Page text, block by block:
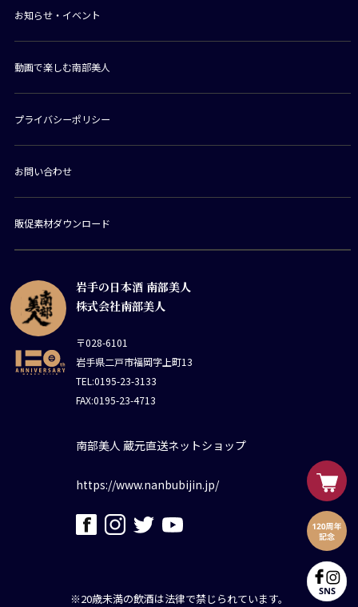
岩手の日本酒 南部美人
株式会社南部美人
〒028-6101
岩手県二戸市福岡字上町13
TEL:0195-23-3133
FAX:0195-23-4713
南部美人 蔵元直送ネットショップ
https://www.nanbubijin.jp/
お知らせ・イベント
動画で楽しむ南部美人
プライバシーポリシー
お問い合わせ
販促素材ダウンロード
※20歳未満の飲酒は法律で禁じられています。